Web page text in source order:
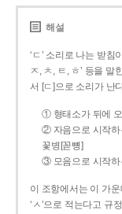
해설
‘ㄷ’ 소리로 나는 받침
ㅈ, ㅊ, ㅌ, ㅎ’ 등을 말
서 [ㄷ]으로 소리가 난
① 형태소가 뒤에 오
② 자음으로 시작하
꽃병[꼳뼝]
③ 모음으로 시작하
이 조항에서는 이 가
‘ㅅ’으로 적는다고 규